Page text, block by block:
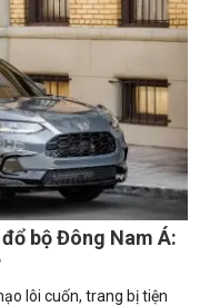
bộ Đông Nam Á:
lôi cuốn, trang bị tiện